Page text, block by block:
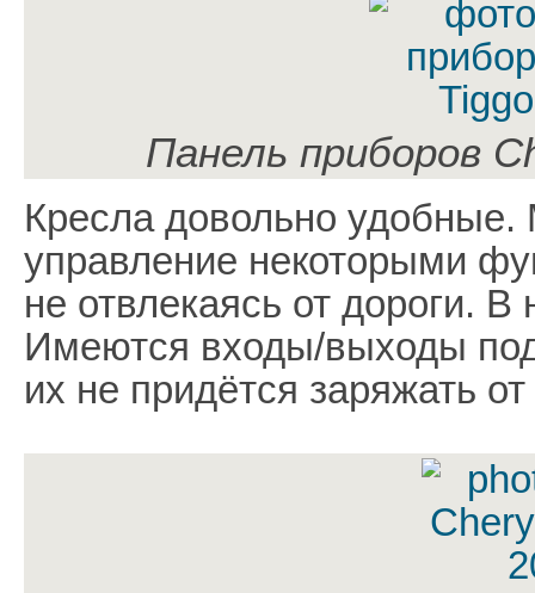
Панель приборов
Кресла довольно удобные.
управление некоторыми
не отвлекаясь от дороги.
Имеются входы/выходы
их не придётся заряжать